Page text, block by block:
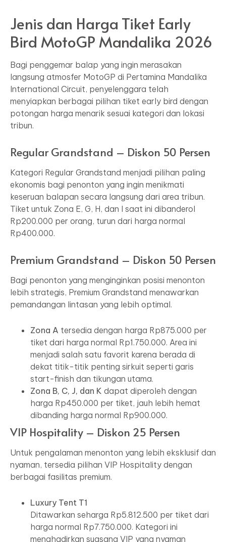
Jenis dan Harga Tiket Early
Bird MotoGP Mandalika 2026
Bagi penggemar balap yang ingin merasakan
langsung atmosfer MotoGP di Pertamina Mandalika
International Circuit, penyelenggara telah
menyiapkan berbagai pilihan tiket early bird dengan
potongan harga menarik sesuai kategori dan lokasi
tribun.
Regular Grandstand – Diskon 50 Persen
Kategori Regular Grandstand menjadi pilihan paling
ekonomis bagi penonton yang ingin menikmati
keseruan balapan secara langsung dari area tribun.
Tiket untuk Zona E, G, H, dan I saat ini dibanderol
Rp200.000 per orang, turun dari harga normal
Rp400.000.
Premium Grandstand – Diskon 50 Persen
Bagi penonton yang menginginkan posisi menonton
lebih strategis, Premium Grandstand menawarkan
pemandangan lintasan yang lebih optimal.
Zona A tersedia dengan harga Rp875.000 per
tiket dari harga normal Rp1.750.000. Area ini
menjadi salah satu favorit karena berada di
dekat titik-titik penting sirkuit seperti garis
start-finish dan tikungan utama.
Zona B, C, J, dan K dapat diperoleh dengan
harga Rp450.000 per tiket, jauh lebih hemat
dibanding harga normal Rp900.000.
VIP Hospitality – Diskon 25 Persen
Untuk pengalaman menonton yang lebih eksklusif dan
nyaman, tersedia pilihan VIP Hospitality dengan
berbagai fasilitas premium.
Luxury Tent T1
Ditawarkan seharga Rp5.812.500 per tiket dari
harga normal Rp7.750.000. Kategori ini
menghadirkan suasana VIP yang nyaman